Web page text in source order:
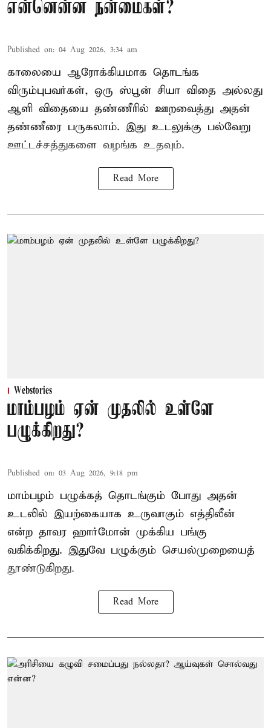
என்னென்ன நன்மைகள்?
Published on: 04 Aug 2026, 3:34 am
காலையை ஆரோக்கியமாக தொடங்க
விரும்புபவர்கள், ஒரு ஸ்பூன் சியா விதை அல்லது
ஆளி விதையை தண்ணீரில் ஊறவைத்து அதன்
தண்ணீரை பருகலாம். இது உடலுக்கு பல்வேறு
ஊட்டச்சத்துகளை வழங்க உதவும்.
Read More
Webstories
மாம்பழம் ஏன் முதலில் உள்ளே
பழுக்கிறது?
Published on: 03 Aug 2026, 9:18 pm
மாம்பழம் பழுக்கத் தொடங்கும் போது அதன்
உடலில் இயற்கையாக உருவாகும் எத்திலீன்
என்ற தாவர ஹார்மோன் முக்கிய பங்கு
வகிக்கிறது. இதுவே பழுக்கும் செயல்முறையைத்
தூண்டுகிறது.
Read More